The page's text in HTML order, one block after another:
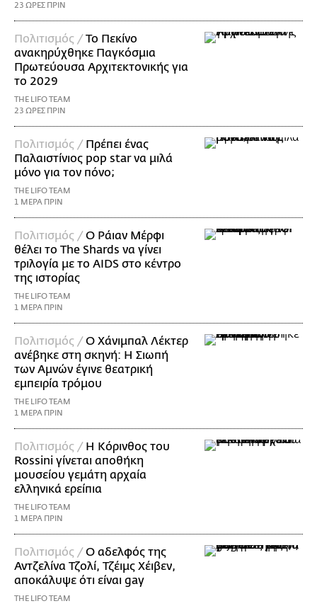
23 ΩΡΕΣ ΠΡΙΝ
Πολιτισμός / Το Πεκίνο
ανακηρύχθηκε Παγκόσμια
Πρωτεύουσα Αρχιτεκτονικής για
το 2029
THE LIFO TEAM
23 ΩΡΕΣ ΠΡΙΝ
Πολιτισμός / Πρέπει ένας
Παλαιστίνιος pop star να μιλά
μόνο για τον πόνο;
THE LIFO TEAM
1 ΜΕΡΑ ΠΡΙΝ
Πολιτισμός / Ο Ράιαν Μέρφι
θέλει το The Shards να γίνει
τριλογία με το AIDS στο κέντρο
της ιστορίας
THE LIFO TEAM
1 ΜΕΡΑ ΠΡΙΝ
Πολιτισμός / Ο Χάνιμπαλ Λέκτερ
ανέβηκε στη σκηνή: Η Σιωπή
των Αμνών έγινε θεατρική
εμπειρία τρόμου
THE LIFO TEAM
1 ΜΕΡΑ ΠΡΙΝ
Πολιτισμός / Η Κόρινθος του
Rossini γίνεται αποθήκη
μουσείου γεμάτη αρχαία
ελληνικά ερείπια
THE LIFO TEAM
1 ΜΕΡΑ ΠΡΙΝ
Πολιτισμός / Ο αδελφός της
Αντζελίνα Τζολί, Τζέιμς Χέιβεν,
αποκάλυψε ότι είναι gay
THE LIFO TEAM